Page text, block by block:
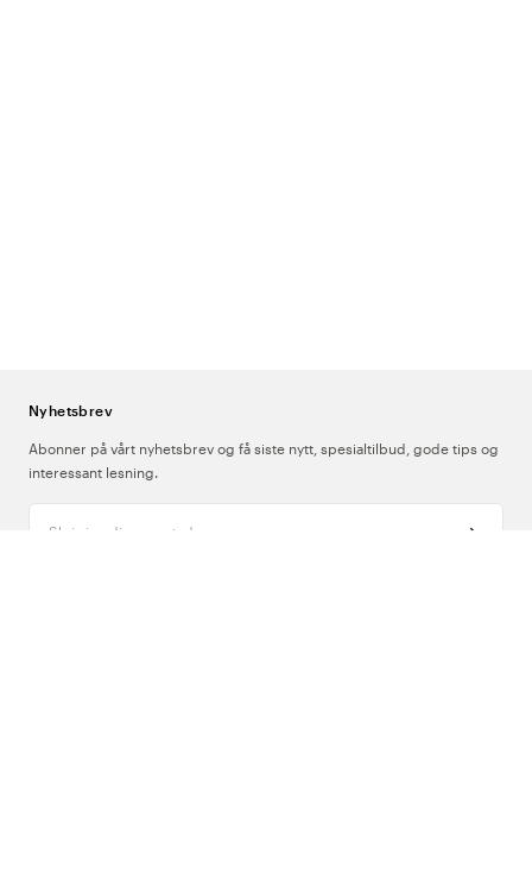
Nyhetsbrev
Abonner på vårt nyhetsbrev og få siste nytt, spesialtilbud, gode tips og
interessant lesning.